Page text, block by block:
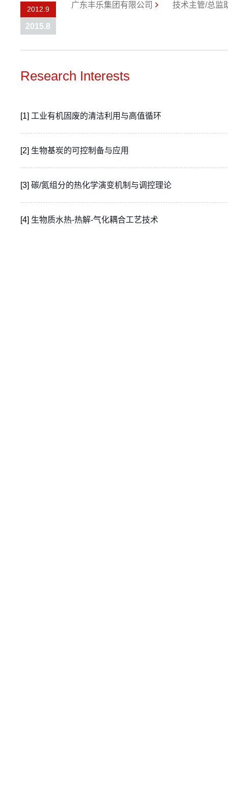
2012.9
2015.8
广东丰乐集团有限公司 技术主管/总监
Research Interests
[1] 工业有机固废的清洁利用与高值循环
[2] 生物基炭的可控制备与应用
[3] 碳/氮组分的热化学演变机制与调控理论
[4] 生物质水热-热解-气化耦合工艺技术